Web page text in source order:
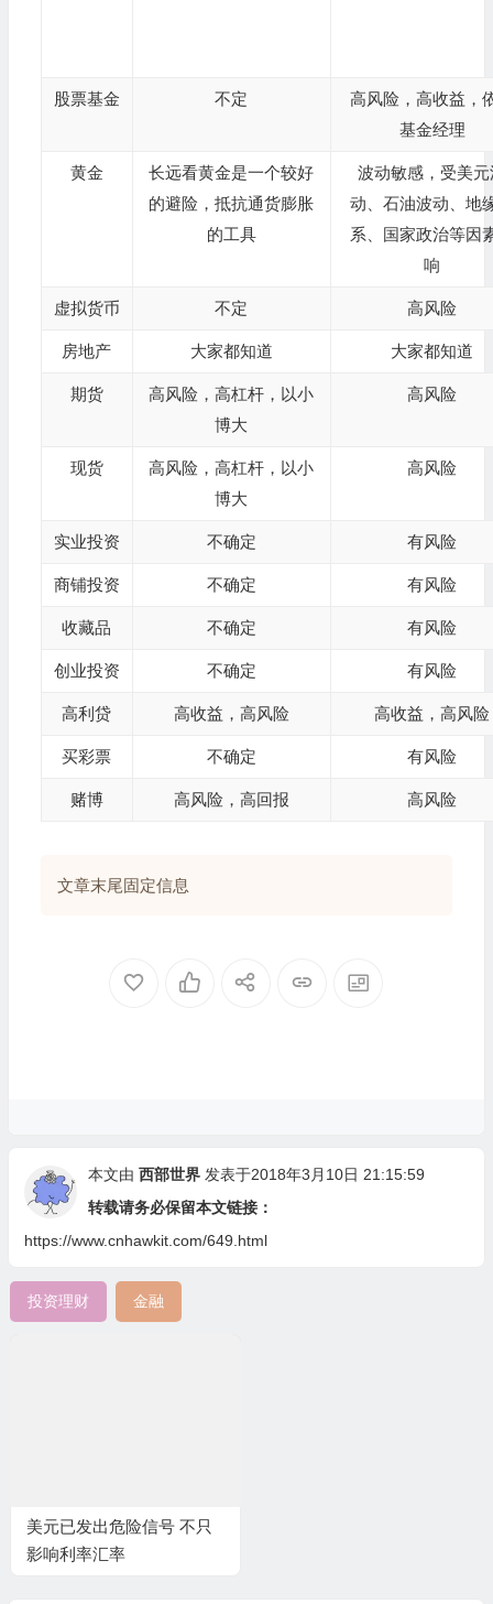
股票基金 不定
高风险，高收益，
基金经理
黄金
长远看黄金是一个较好
的避险，抵抗通货膨胀
的工具
波动敏感，受美元
动、石油波动、地
系、国家政治等因
响
虚拟货币 不定 高风险
房地产 大家都知道 大家都知道
期货
高风险，高杠杆，以小
博大
高风险
现货
高风险，高杠杆，以小
博大
高风险
实业投资 不确定 有风险
商铺投资 不确定 有风险
收藏品 不确定 有风险
创业投资 不确定 有风险
高利贷 高收益，高风险 高收益，高风险
买彩票 不确定 有风险
赌博 高风险，高回报 高风险
文章末尾固定信息
本文由 西部世界 发表于2018年3月10日 21:15:59
转载请务必保留本文链接：
https://www.cnhawkit.com/649.html
投资理财 金融
美元已发出危险信号 不只
影响利率汇率